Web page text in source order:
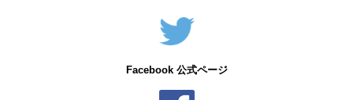
Facebook 公式ページ